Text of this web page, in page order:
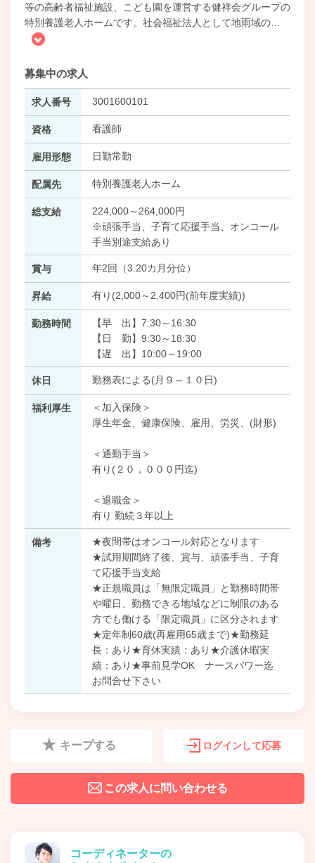
等の高齢者福祉施設、こども園を運営する健祥会グループの
特別養護老人ホームです。社会福祉法人として地雨域の
募集中の求人
求人番号 3001600101
資格 看護師
雇用形態 日勤常勤
配属先 特別養護老人ホーム
総支給
224,000～264,000円
※頑張手当、子育て応援手当、オンコール
手当別途支給あり
賞与 年2回（3.20カ月分位）
昇給 有り(2,000～2,400円(前年度実績))
勤務時間
【早 出】7:30～16:30
【日 勤】9:30～18:30
【遅 出】10:00～19:00
休日 勤務表による(月９～１０日)
福利厚生
＜加入保険＞
厚生年金、健康保険、雇用、労災、(財形)
＜通勤手当＞
有り(２０，０００円迄)
＜退職金＞
有り 勤続３年以上
備考
★夜間帯はオンコール対応となります
★試用期間終了後、賞与、頑張手当、子育
て応援手当支給
★正規職員は「無限定職員」と勤務時間帯
や曜日、勤務できる地域などに制限のある
方でも働ける「限定職員」に区分されます
★定年制60歳(再雇用65歳まで)★勤務延
長：あり★育休実績：あり★介護休暇実
績：あり★事前見学OK ナースパワー迄
お問合せ下さい
キープする ログインして応募
この求人に問い合わせる
コーディネーターの